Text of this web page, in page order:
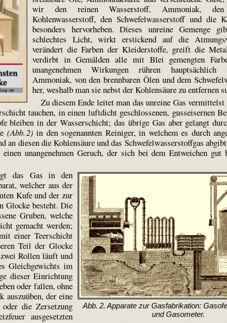
wir den reinen Wasserstoff, Ammoniak,
Kohlenwasserstoff, den Schwefelwasserstoff und die
besonders hervorheben. Dieses unreine Gemenge
schlechtes Licht, wirkt erstickend auf die
verändert die Farben der Kleiderstoffe, greift die
verdirbt in Gemälden alle mit Blei gemengten
unangenehmen Wirkungen rühren
Ammoniak, von den brennbaren Ölen und dem
her, weshalb man sie nebst der Kohlensäure zu entfernen
Zu diesem Ende leitet man das unreine Gas vermittelst
tauchen, in einen luftdicht geschlossenen, gusseisernen
bleiben in der Wasserschicht; das übrige Gas aber gelangt
(Abb. 2) in den sogenannten Reiniger, in welchem es durch
an diesen die Kohlensäure und das Schwefelwasserstoffgas
unangenehmen Geruch, der sich bei dem Entweichen gut
Abb. 2. Apparate zur Gasfabrikation:
und Gasometer.
das Gas in den
welcher aus der
Kufe und der zur
Glocke besteht. Die
Gruben, welche
gemacht werden;
einer Teerschicht
Teil der Glocke
Rollen läuft und
Gleichgewichts im
dieser Einrichtung
oder fallen, ohne
auszuüben, der eine
die Zersetzung
ausgesetzten